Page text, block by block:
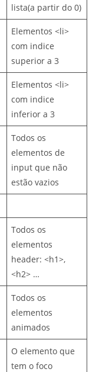
lista(a partir do 0)
Elementos <li>
com indice
superior a 3
Elementos <li>
com indice
inferior a 3
Todos os
elementos de
input que não
estão vazios
Todos os
elementos
header: <h1>,
<h2> …
Todos os
elementos
animados
O elemento que
tem o foco